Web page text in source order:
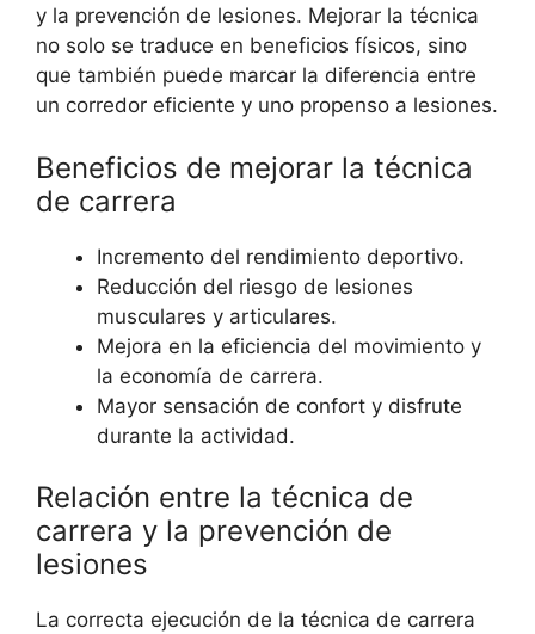
y la prevención de lesiones. Mejorar la técnica
no solo se traduce en beneficios físicos, sino
que también puede marcar la diferencia entre
un corredor eficiente y uno propenso a lesiones.
Beneficios de mejorar la técnica
de carrera
Incremento del rendimiento deportivo.
Reducción del riesgo de lesiones
musculares y articulares.
Mejora en la eficiencia del movimiento y
la economía de carrera.
Mayor sensación de confort y disfrute
durante la actividad.
Relación entre la técnica de
carrera y la prevención de
lesiones
La correcta ejecución de la técnica de carrera